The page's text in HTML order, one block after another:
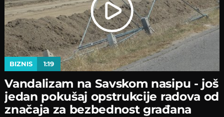
BIZNIS 1:19
Vandalizam na Savskom nasipu - јoš
јedan pokušaј opstrukciјe radova od
značaјa za bezbednost građana